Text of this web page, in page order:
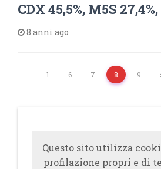
CDX 45,5%, M5S 27,4%,
8 anni ago
1 6 7 8 9
Questo sito utilizza
profilazione propri e di